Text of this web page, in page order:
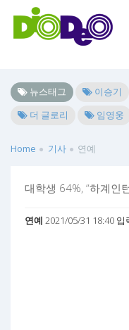
뉴스태그 이승기
더 글로리
임영웅
Home 기사 연예
대학생 64%, “하계인
연예 2021/05/31 18:40